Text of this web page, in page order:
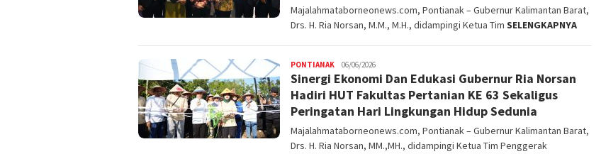
Majalahmataborneonews.com, Pontianak – Gubernur Kalimantan Barat,
Drs. H. Ria Norsan, M.M., M.H., didampingi Ketua Tim SELENGKAPNYA
PONTIANAK alvinrpk75
rifangga
06/06/2026
Sinergi Ekonomi Dan Edukasi Gubernur Ria Norsan
Hadiri HUT Fakultas Pertanian KE 63 Sekaligus
Peringatan Hari Lingkungan Hidup Sedunia
Majalahmataborneonews.com, Pontianak – Gubernur Kalimantan Barat,
Drs. H. Ria Norsan, MM.,MH., didampingi Ketua Tim Penggerak